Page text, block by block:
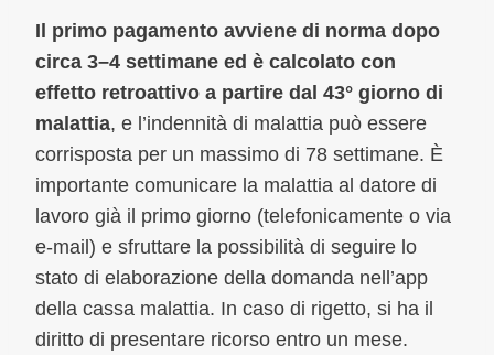
Il primo pagamento avviene di norma dopo
circa 3–4 settimane ed è calcolato con
effetto retroattivo a partire dal 43° giorno di
malattia, e l’indennità di malattia può essere
corrisposta per un massimo di 78 settimane. È
importante comunicare la malattia al datore di
lavoro già il primo giorno (telefonicamente o via
e‑mail) e sfruttare la possibilità di seguire lo
stato di elaborazione della domanda nell’app
della cassa malattia. In caso di rigetto, si ha il
diritto di presentare ricorso entro un mese.